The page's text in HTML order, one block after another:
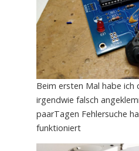
Beim ersten Mal habe ich
irgendwie falsch
paarTagen Fehlersuche
funktioniert